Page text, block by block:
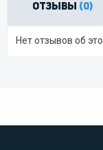
Отзывы (0)
Нет отзывов об